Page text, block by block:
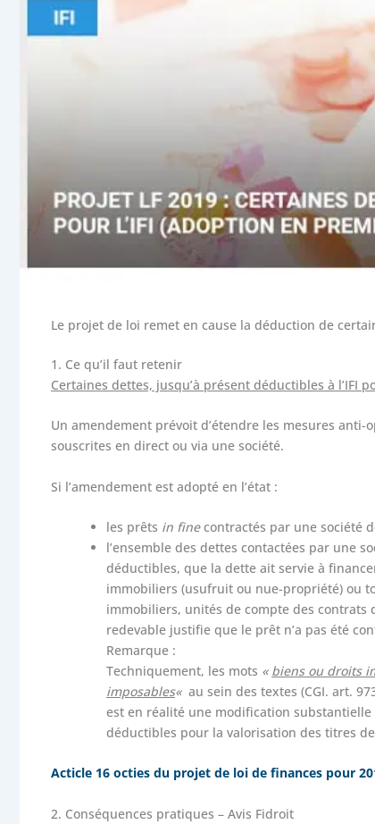
Le projet de loi remet en cause la déduction de
1. Ce qu’il faut retenir
Certaines dettes, jusqu’à présent déductibles à l’IFI
Un amendement prévoit d’étendre les mesures
souscrites en direct ou via une société.
Si l’amendement est adopté en l’état :
les prêts in finecontractés par une société
l’ensemble des dettes contactées par une
déductibles, que la dette ait servie à
immobiliers (usufruit ou nue-propriété) ou
immobiliers, unités de compte des contrats
redevable justifie que le prêt n’a pas été
Remarque :
Techniquement, les mots « biens ou droits
imposables« au sein des textes (CGI. art.
est en réalité une modification
déductibles pour la valorisation des titres
Acticle 16 octies du projet de loi de finances pour
2. Conséquences pratiques – Avis Fidroit